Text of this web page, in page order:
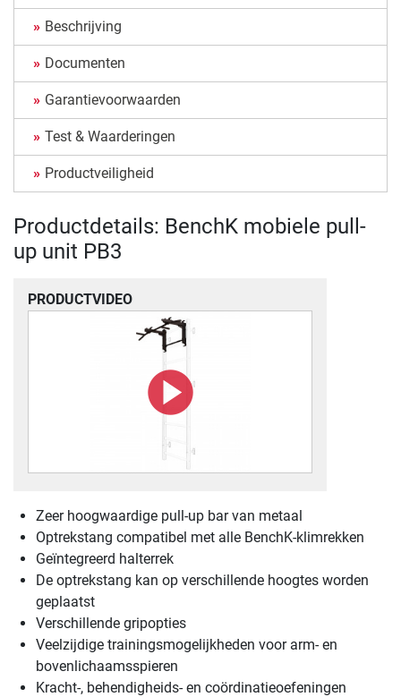
Beschrijving
Documenten
Garantievoorwaarden
Test & Waarderingen
Productveiligheid
Productdetails: BenchK mobiele pull-
up unit PB3
PRODUCTVIDEO
Zeer hoogwaardige pull-up bar van metaal
Optrekstang compatibel met alle BenchK-klimrekken
Geïntegreerd halterrek
De optrekstang kan op verschillende hoogtes worden
geplaatst
Verschillende gripopties
Veelzijdige trainingsmogelijkheden voor arm- en
bovenlichaamsspieren
Kracht-, behendigheids- en coördinatieoefeningen